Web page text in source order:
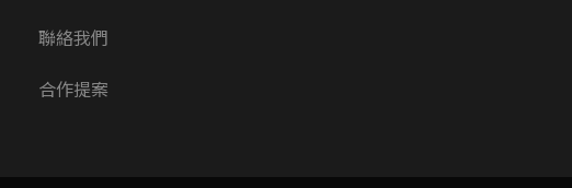
聯絡我們
合作提案